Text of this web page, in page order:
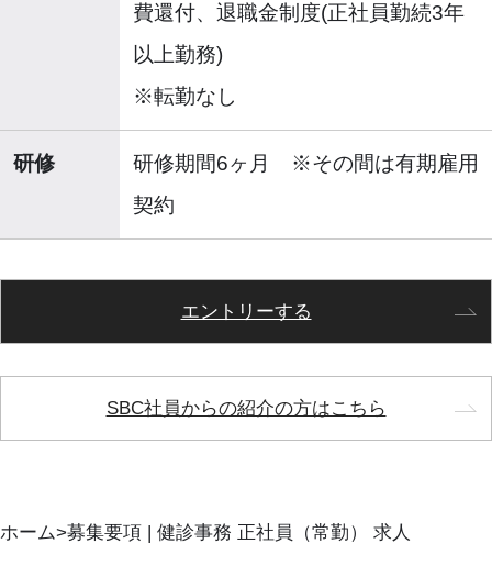
費還付、退職金制度(正社員勤続3年
以上勤務)
※転勤なし
研修
研修期間6ヶ月 ※その間は有期雇用
契約
エントリーする
SBC社員からの紹介の方はこちら
ホーム 募集要項 | 健診事務 正社員（常勤） 求人